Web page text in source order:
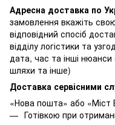
Адресна доставка по
замовлення вкажіть
відповідний спосіб
відділу логістики та
дата, час та інші нюанси
шляхи та інше)
Доставка сервісними
«Нова пошта» або «Міст
Готівкою при